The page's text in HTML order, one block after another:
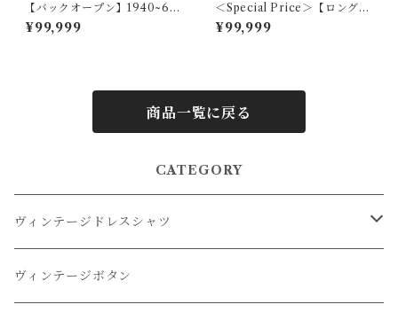
【バックオープン】1940~60
s アメリカヴィンテージドレス
シャツ
¥99,999
＜Special Price＞【ロングカ
ラーフレンチ】1920s フラン
スアンティークドレスシャツ
¥99,999
商品一覧に戻る
CATEGORY
ヴィンテージドレスシャツ
オーバーダイドレスシャツ
ヴィンテージボタン